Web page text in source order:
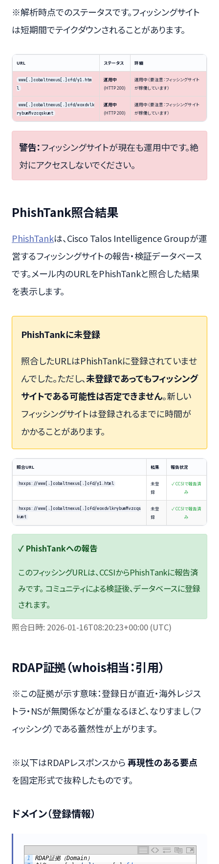
※解析時点でのステータスです。フィッシングサイト
は短期間でテイクダウンされることがあります。
URL ステータス 詳細
www[.]cobaltnexus[.]cfd/y1.htm
l
運用中
(HTTP 200)
運用中（要注意：フィッシングサイト
が稼働しています）
www[.]cobaltnexus[.]cfd/woxdvlk
rybumMvzcqskumt
運用中
(HTTP 200)
運用中（要注意：フィッシングサイト
が稼働しています）
警告：フィッシングサイトが現在も運用中です。絶
対にアクセスしないでください。
PhishTank照合結果
PhishTankは、Cisco Talos Intelligence Groupが運
営するフィッシングサイトの報告・検証データベース
です。メール内のURLをPhishTankと照合した結果
を表示します。
PhishTankに未登録
照合したURLはPhishTankに登録されていませ
んでした。ただし、未登録であってもフィッシング
サイトである可能性は否定できません。新しい
フィッシングサイトは登録されるまでに時間が
かかることがあります。
照合URL 結果 報告状況
hxxps://www[.]cobaltnexus[.]cfd/y1.html
未登
録
✓ CCSIで報告済
み
hxxps://www[.]cobaltnexus[.]cfd/woxdvlkrybumMvzcqs
kumt
未登
録
✓ CCSIで報告済
み
✓ PhishTankへの報告
このフィッシングURLは、CCSIからPhishTankに報告済
みです。 コミュニティによる検証後、データベースに登録
されます。
照合日時: 2026-01-16T08:20:23+00:00 (UTC)
RDAP証拠（whois相当：引用）
※この証拠が示す意味：登録日が直近・海外レジス
トラ・NSが無関係などが重なるほど、なりすまし（フ
ィッシング）である蓋然性が上がります。
※以下はRDAPレスポンスから再現性のある要点
を固定形式で抜粋したものです。
ドメイン（登録情報）
1
RDAP証拠（Domain ）